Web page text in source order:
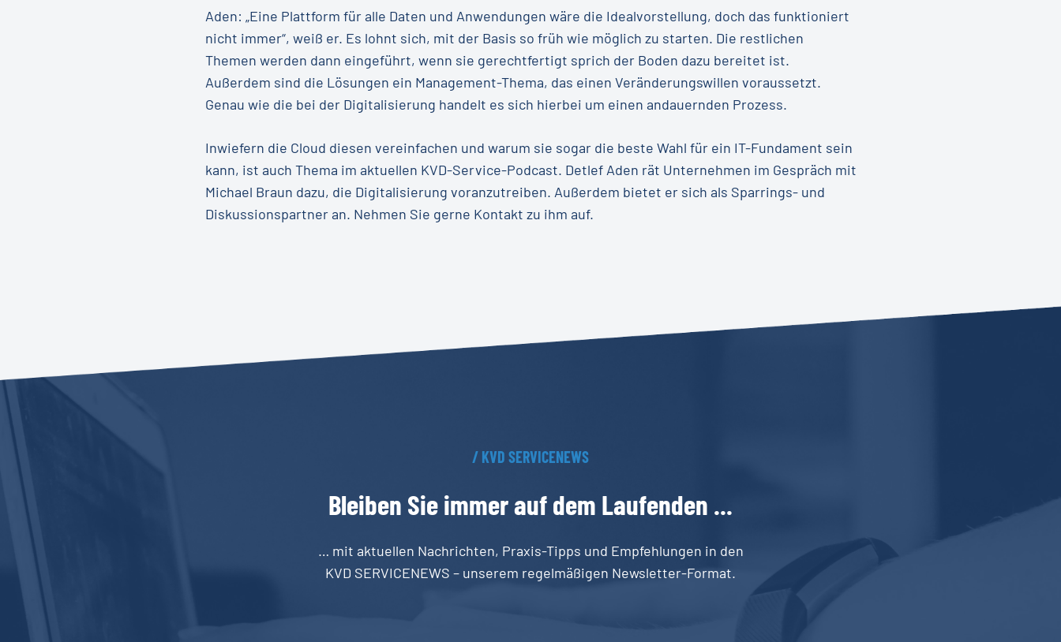
Aden: „Eine Plattform für alle Daten und Anwendungen wäre die Idealvorstellung, doch das funktioniert
nicht immer“, weiß er. Es lohnt sich, mit der Basis so früh wie möglich zu starten. Die restlichen
Themen werden dann eingeführt, wenn sie gerechtfertigt sprich der Boden dazu bereitet ist.
Außerdem sind die Lösungen ein Management-Thema, das einen Veränderungswillen voraussetzt.
Genau wie die bei der Digitalisierung handelt es sich hierbei um einen andauernden Prozess.
Inwiefern die Cloud diesen vereinfachen und warum sie sogar die beste Wahl für ein IT-Fundament sein
kann, ist auch Thema im aktuellen KVD-Service-Podcast. Detlef Aden rät Unternehmen im Gespräch mit
Michael Braun dazu, die Digitalisierung voranzutreiben. Außerdem bietet er sich als Sparrings- und
Diskussionspartner an. Nehmen Sie gerne Kontakt zu ihm auf.
/ KVD SERVICENEWS
Bleiben Sieimmeraufdem Laufenden ...
… mit aktuellen Nachrichten, Praxis-Tipps und Empfehlungen in den
KVD SERVICENEWS – unserem regelmäßigen Newsletter-Format.